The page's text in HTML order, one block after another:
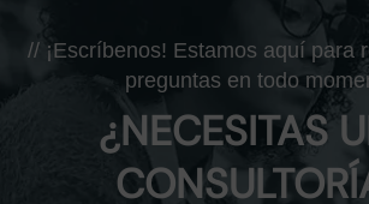
// ¡Escríbenos! Estamos aquí para
preguntas en todo
¿NECESITAS